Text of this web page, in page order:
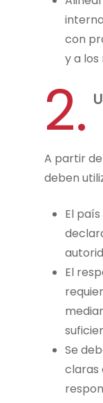
con
y a los
2.
A partir
deben
El
El
Se
claras